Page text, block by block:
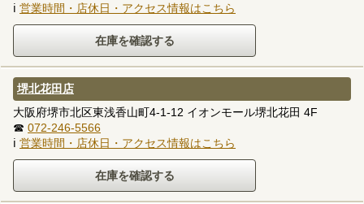
ℹ 営業時間・店休日・アクセス情報はこちら
堺北花田店
大阪府堺市北区東浅香山町4-1-12 イオンモール堺北花田 4F
☎ 072-246-5566
ℹ 営業時間・店休日・アクセス情報はこちら